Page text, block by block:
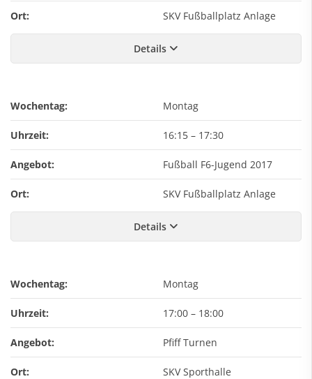
Ort: SKV Fußballplatz Anlage
Details
Wochentag: Montag
Uhrzeit: 16:15 – 17:30
Angebot: Fußball F6-Jugend 2017
Ort: SKV Fußballplatz Anlage
Details
Wochentag: Montag
Uhrzeit: 17:00 – 18:00
Angebot: Pfiff Turnen
Ort: SKV Sporthalle